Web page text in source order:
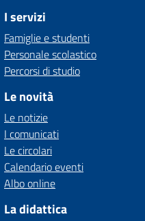
I servizi
Famiglie e studenti
Personale scolastico
Percorsi di studio
Le novità
Le notizie
I comunicati
Le circolari
Calendario eventi
Albo online
La didattica